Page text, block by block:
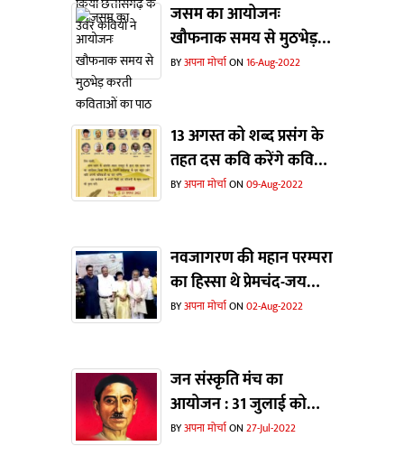
जसम का आयोजनः
खौफनाक समय से मुठभेड़
करती कविताओं का पाठ
BYअपना मोर्चाON16-Aug-2022
13 अगस्त को शब्द प्रसंग के
तहत दस कवि करेंगे कविता
पाठ
BYअपना मोर्चाON09-Aug-2022
नवजागरण की महान परम्परा
का हिस्सा थे प्रेमचंद-जय
प्रकाश
BYअपना मोर्चाON02-Aug-2022
जन संस्कृति मंच का
आयोजन : 31 जुलाई को
प्रेमचंद जयंती पर कहानी
BYअपना मोर्चाON27-Jul-2022